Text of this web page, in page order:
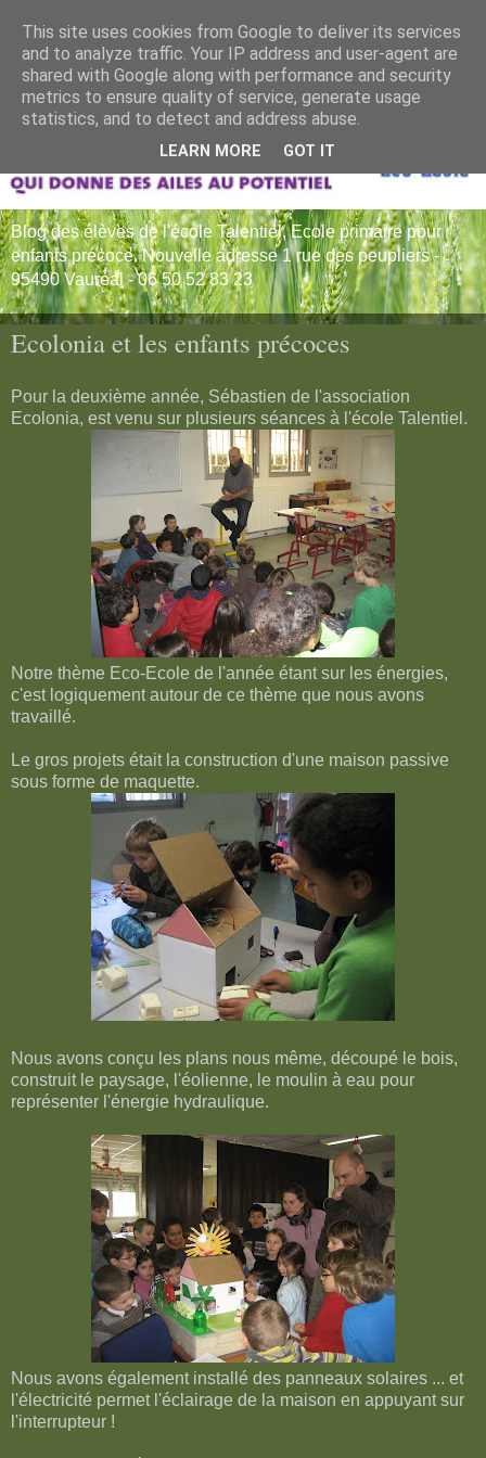
Blog des élèves de l'école Talentiel, Ecole primaire pour
enfants précoce. Nouvelle adresse 1 rue des peupliers -
95490 Vauréal - 06 50 52 83 23
Ecolonia et les enfants précoces
Pour la deuxième année, Sébastien de l'association
Ecolonia, est venu sur plusieurs séances à l'école Talentiel.
Notre thème Eco-Ecole de l'année étant sur les énergies,
c'est logiquement autour de ce thème que nous avons
travaillé.
Le gros projets était la construction d'une maison passive
sous forme de maquette.
Nous avons conçu les plans nous même, découpé le bois,
construit le paysage, l'éolienne, le moulin à eau pour
représenter l'énergie hydraulique.
Nous avons également installé des panneaux solaires ... et
l'électricité permet l'éclairage de la maison en appuyant sur
l'interrupteur !
This site uses cookies from Google to deliver its services
and to analyze traffic. Your IP address and user-agent are
shared with Google along with performance and security
metrics to ensure quality of service, generate usage
statistics, and to detect and address abuse.
LEARN MORE GOT IT